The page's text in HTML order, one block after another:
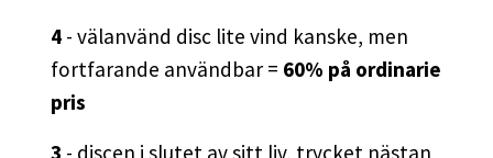
4 - välanvänd disc lite vind kanske, men
fortfarande användbar = 60% på ordinarie
pris
3 - discen i slutet av sitt liv, trycket nästan